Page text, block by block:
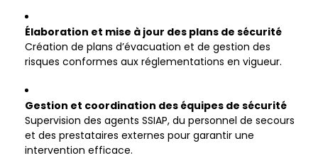
Élaboration et mise à jour des plans de sécurité
Création de plans d’évacuation et de gestion des
risques conformes aux réglementations en vigueur.
Gestion et coordination des équipes de sécurité
Supervision des agents SSIAP, du personnel de secours
et des prestataires externes pour garantir une
intervention efficace.